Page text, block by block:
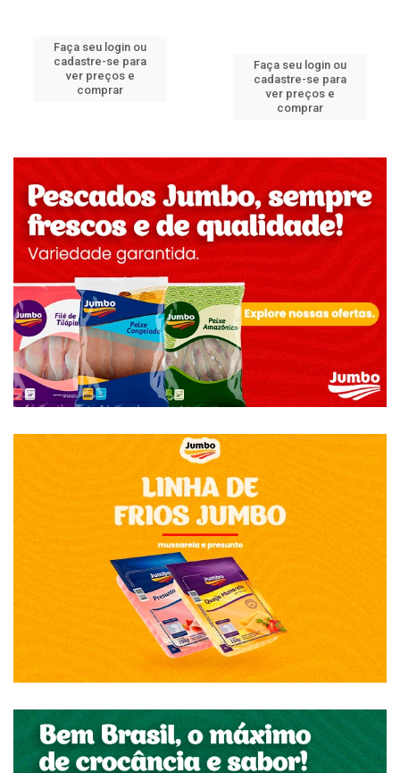
Faça seu login ou
cadastre-se para
ver preços e
comprar
Faça seu login ou
cadastre-se para
ver preços e
comprar